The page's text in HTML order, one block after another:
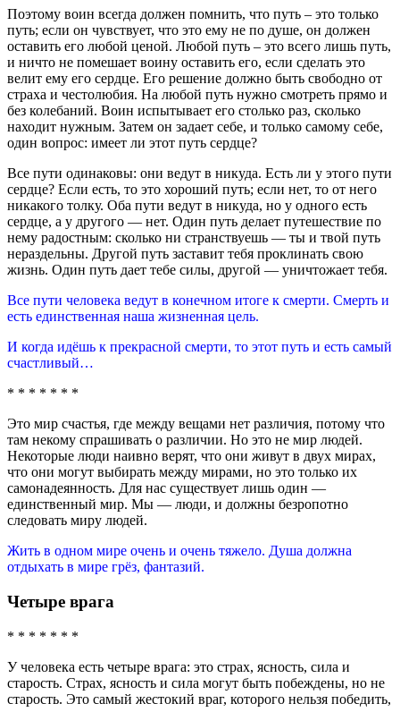
Поэтому воин всегда должен помнить, что путь – это только
путь; если он чувствует, что это ему не по душе, он должен
оставить его любой ценой. Любой путь – это всего лишь путь,
и ничто не помешает воину оставить его, если сделать это
велит ему его сердце. Его решение должно быть свободно от
страха и честолюбия. На любой путь нужно смотреть прямо и
без колебаний. Воин испытывает его столько раз, сколько
находит нужным. Затем он задает себе, и только самому себе,
один вопрос: имеет ли этот путь сердце?
Все пути одинаковы: они ведут в никуда. Есть ли у этого пути
сердце? Если есть, то это хороший путь; если нет, то от него
никакого толку. Оба пути ведут в никуда, но у одного есть
сердце, а у другого — нет. Один путь делает путешествие по
нему радостным: сколько ни странствуешь — ты и твой путь
нераздельны. Другой путь заставит тебя проклинать свою
жизнь. Один путь дает тебе силы, другой — уничтожает тебя.
Все пути человека ведут в конечном итоге к смерти. Смерть и
есть единственная наша жизненная цель.
И когда идёшь к прекрасной смерти, то этот путь и есть самый
счастливый…
* * * * * * *
Это мир счастья, где между вещами нет различия, потому что
там некому спрашивать о различии. Но это не мир людей.
Некоторые люди наивно верят, что они живут в двух мирах,
что они могут выбирать между мирами, но это только их
самонадеянность. Для нас существует лишь один —
единственный мир. Мы — люди, и должны безропотно
следовать миру людей.
Жить в одном мире очень и очень тяжело. Душа должна
отдыхать в мире грёз, фантазий.
Четыре врага
* * * * * * *
У человека есть четыре врага: это страх, ясность, сила и
старость. Страх, ясность и сила могут быть побеждены, но не
старость. Это самый жестокий враг, которого нельзя победить,